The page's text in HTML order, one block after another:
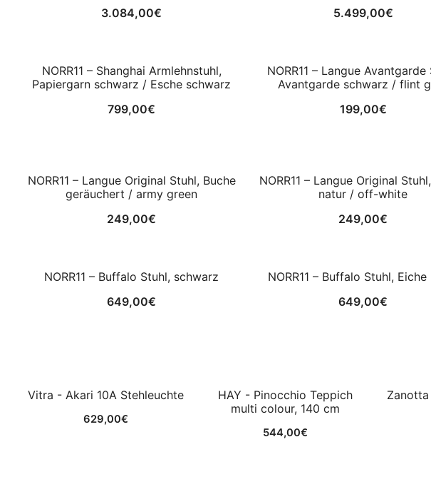
3.084,00€
5.499,00€
NORR11 – Shanghai Armlehnstuhl,
Papiergarn schwarz / Esche schwarz
799,00€
NORR11 – Langue Avantgarde
Avantgarde schwarz / flint
199,00€
NORR11 – Langue Original Stuhl, Buche
geräuchert / army green
249,00€
NORR11 – Langue Original
natur / off-white
249,00€
NORR11 – Buffalo Stuhl, schwarz
649,00€
NORR11 – Buffalo Stuhl,
649,00€
Vitra - Akari 10A Stehleuchte
629,00€
HAY - Pinocchio Teppich
multi colour, 140 cm
544,00€